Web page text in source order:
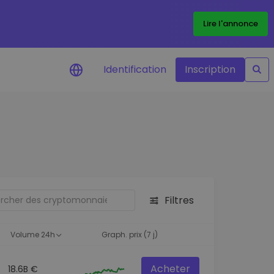
Lire l'annonce
d'investissement
Des informations pertinentes pour
Identification Inscription
Filtres
Volume 24h Graph. prix (7 j)
18.6B € Acheter